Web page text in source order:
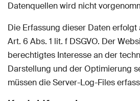
Datenquellen wird nicht
Die Erfassung dieser Daten erfolgt
Art. 6 Abs. 1 lit. f DSGVO. Der
berechtigtes Interesse an der
Darstellung und der Optimierung
müssen die Server-Log-Files